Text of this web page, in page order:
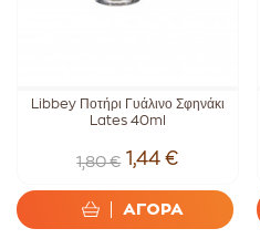
Libbey Ποτήρι Γυάλινο Σφηνάκι
Lates 40ml
1,80 € 1,44 €
ΑΓΟΡΑ